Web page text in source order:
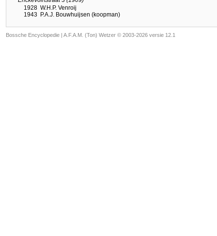
1928 W.H.P. Venroij
1943 P.A.J. Bouwhuijsen (koopman)
Bossche Encyclopedie | A.F.A.M. (Ton) Wetzer © 2003-2026 versie 12.1